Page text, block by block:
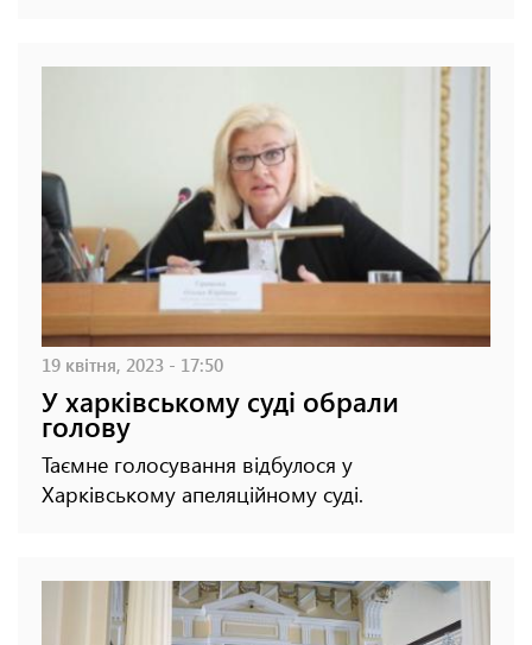
19 квітня, 2023 - 17:50
У харківському суді обрали
голову
Таємне голосування відбулося у
Харківському апеляційному суді.